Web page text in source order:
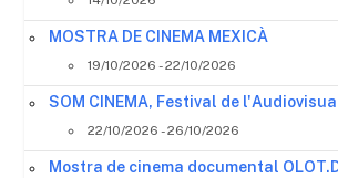
MOSTRA DE CINEMA MEXICÀ
19/10/2026 - 22/10/2026
SOM CINEMA, Festival de
22/10/2026 - 26/10/2026
Mostra de cinema documental